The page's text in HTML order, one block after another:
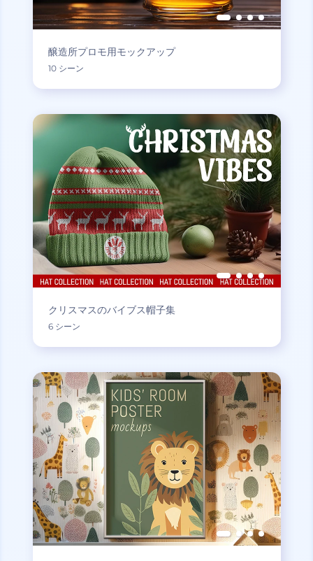
醸造所プロモ用モックアップ
10 シーン
クリスマスのバイブス帽子集
6 シーン